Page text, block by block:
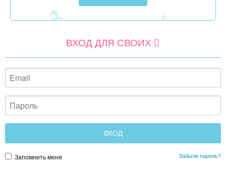
ВХОД ДЛЯ СВОИХ
Запомнить меня Забыли пароль?